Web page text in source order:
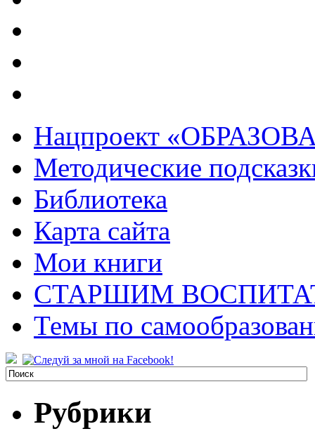
Нацпроект
Методические
Библиотека
Карта сайта
Мои книги
СТАРШИМ
Темы по
Рубрики